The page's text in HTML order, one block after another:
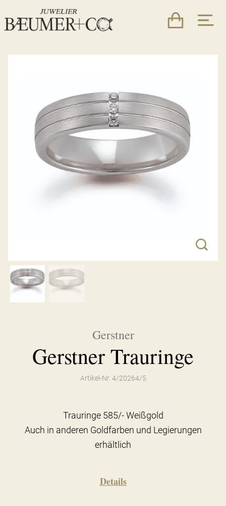
Gerstner
Gerstner Trauringe
Artikel-Nr. 4/20264/5
Trauringe 585/- Weißgold
Auch in anderen Goldfarben und Legierungen
erhältlich
Details